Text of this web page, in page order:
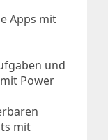
Apps mit
und
Power
mit